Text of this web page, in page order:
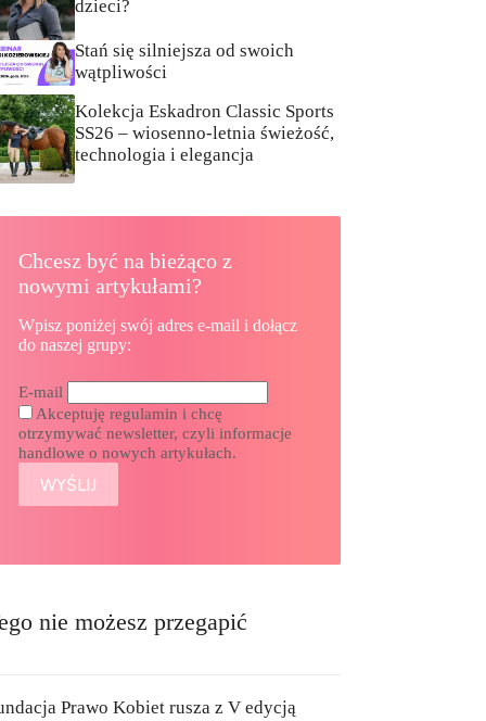
dzieci?
Stań się silniejsza od swoich
wątpliwości
Kolekcja Eskadron Classic Sports
SS26 – wiosenno-letnia świeżość,
technologia i elegancja
Chcesz być na bieżąco z
nowymi artykułami?
Wpisz poniżej swój adres e-mail i dołącz
do naszej grupy:
E-mail
Akceptuję regulamin i chcę
otrzymywać newsletter, czyli informacje
handlowe o nowych artykułach.
nie możesz przegapić
Prawo Kobiet rusza z V edycją